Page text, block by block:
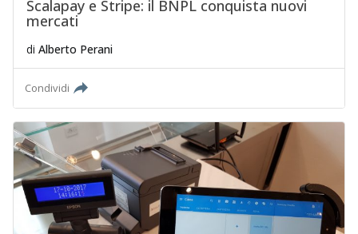
Scalapay e Stripe: il BNPL conquista nuovi
mercati
di Alberto Perani
Condividi